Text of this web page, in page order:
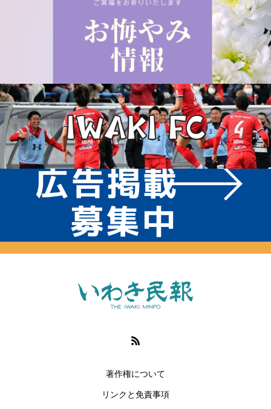
著作権について
リンクと免責事項